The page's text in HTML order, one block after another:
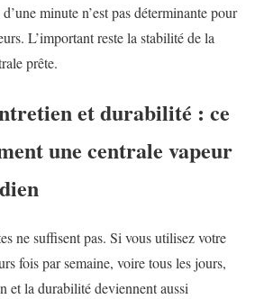
minute n’est pas déterminante pour
L’important reste la stabilité de la
prête.
et durabilité : ce
une centrale vapeur
ne suffisent pas. Si vous utilisez votre
fois par semaine, voire tous les jours,
et la durabilité deviennent aussi